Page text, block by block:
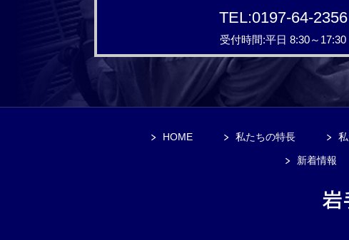
TEL:0197-64-2356
受付時間:平日 8:30～17:30
HOME 私たちの特長
新着情報